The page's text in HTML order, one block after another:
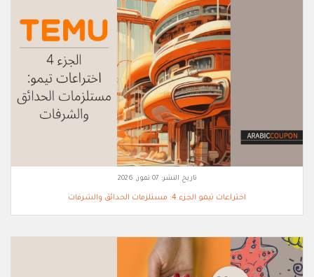
تاريخ النشر: 07 تموز, 2026
اختراعات تيمو الجزء 4: مستلزمات الحدائق والشرفات